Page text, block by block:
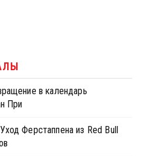
в календарь
При
Ферстаппена из Red Bull